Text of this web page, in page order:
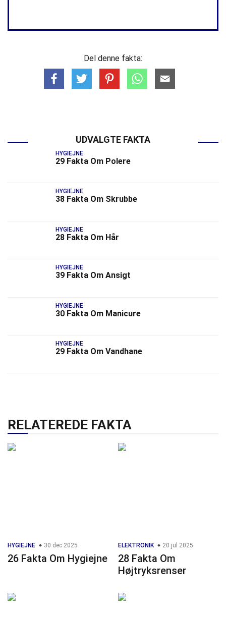
Del denne fakta:
UDVALGTE FAKTA
HYGIEJNE
29 Fakta Om Polere
HYGIEJNE
38 Fakta Om Skrubbe
HYGIEJNE
28 Fakta Om Hår
HYGIEJNE
39 Fakta Om Ansigt
HYGIEJNE
30 Fakta Om Manicure
HYGIEJNE
29 Fakta Om Vandhane
RELATEREDE FAKTA
HYGIEJNE 30 dec 2025
26 Fakta Om Hygiejne
ELEKTRONIK 20 jul 2025
28 Fakta Om
Højtryksrenser